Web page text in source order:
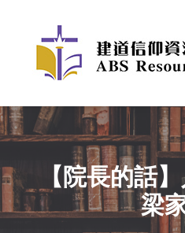
【院長的話
梁